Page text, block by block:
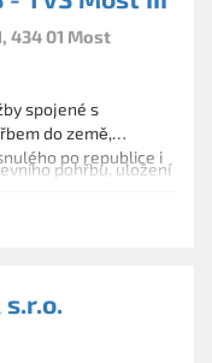
434 01 Most
spojené s
do země,
po republice i
pohřbu, uložení
hrobky.